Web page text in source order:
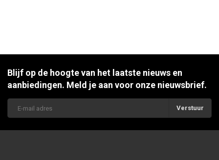
Blijf op de hoogte van het laatste nieuws en
aanbiedingen. Meld je aan voor onze nieuwsbrief.
Verstuur